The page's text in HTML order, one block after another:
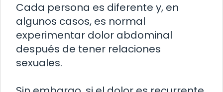
Cada persona es diferente y, en
algunos casos, es normal
experimentar dolor abdominal
después de tener relaciones
sexuales.